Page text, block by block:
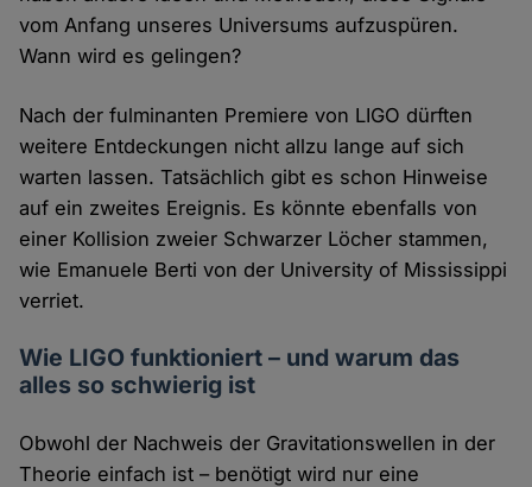
vom Anfang unseres Universums aufzuspüren.
Wann wird es gelingen?
Nach der fulminanten Premiere von LIGO dürften
weitere Entdeckungen nicht allzu lange auf sich
warten lassen. Tatsächlich gibt es schon Hinweise
auf ein zweites Ereignis. Es könnte ebenfalls von
einer Kollision zweier Schwarzer Löcher stammen,
wie Emanuele Berti von der University of Mississippi
verriet.
Wie LIGO funktioniert – und warum das
alles so schwierig ist
Obwohl der Nachweis der Gravitationswellen in der
Theorie einfach ist – benötigt wird nur eine